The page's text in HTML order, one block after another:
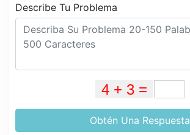
Describe Tu Problema
Obtén Una Respuesta